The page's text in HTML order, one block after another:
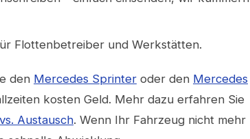
Flottenbetreiber und Werkstätten.
den Mercedes Sprinter oder den Mercedes
kosten Geld. Mehr dazu erfahren Sie
Austausch. Wenn Ihr Fahrzeug nicht mehr